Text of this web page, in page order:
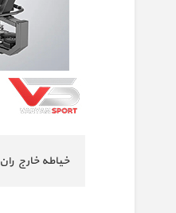
خیاطه خارج ران